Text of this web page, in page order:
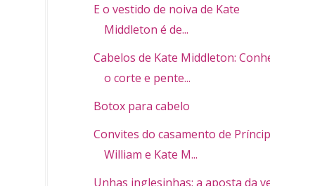
E o vestido de noiva de Kate
Middleton é de...
Cabelos de Kate Middleton: Conheça
o corte e pente...
Botox para cabelo
Convites do casamento de Príncipe
William e Kate M...
Unhas inglesinhas: a aposta da vez é